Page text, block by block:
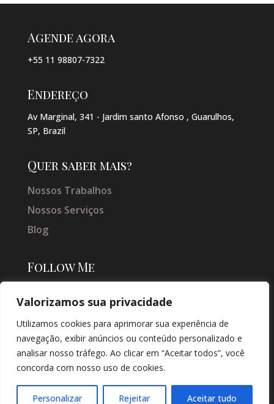
Valorizamos sua privacidade
Utilizamos cookies para aprimorar sua experiência de
navegação, exibir anúncios ou conteúdo personalizado e
analisar nosso tráfego. Ao clicar em “Aceitar todos”, você
concorda com nosso uso de cookies.
Personalizar Rejeitar Aceitar tudo
Agende agora
+55 11 98807-7322
Endereço
Av Marginal, 341 - Jardim santo Afonso , Guarulhos,
SP, Brazil
Quer saber mais?
Nossos Trabalhos
Nossos Serviços
Blog
Follow Me
SOLUÇÕES DIGITAIS |
CRIAÇÃO DE SITES